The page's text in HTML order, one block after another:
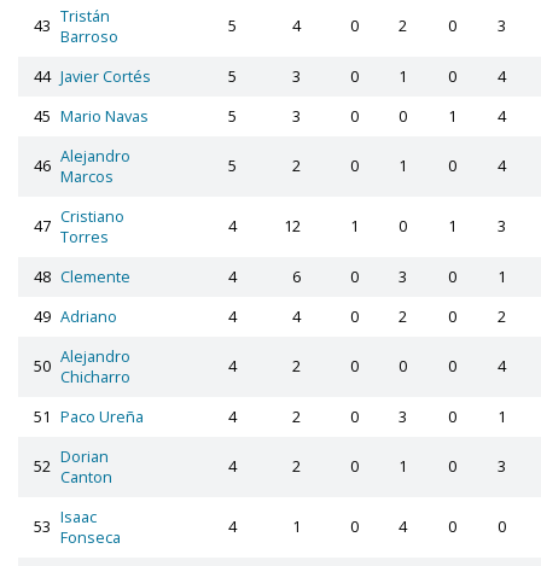
43 Tristán
Barroso
5 4 0 2 0 3
44 Javier Cortés 5 3 0 1 0
4
45 Mario Navas 5 3 0 0 1 4
46 Alejandro
Marcos
5 2 0 1 0 4
47 Cristiano
Torres
4 12 1 0 1 3
48 Clemente 4 6 0 3 0
1
49 Adriano 4 4 0 2 0 2
50 Alejandro
Chicharro
4 2 0 0 0 4
51 Paco Ureña 4 2 0 3 0 1
52 Dorian
Canton
4 2 0 1 0 3
53 Isaac
Fonseca
4 1 0 4 0 0